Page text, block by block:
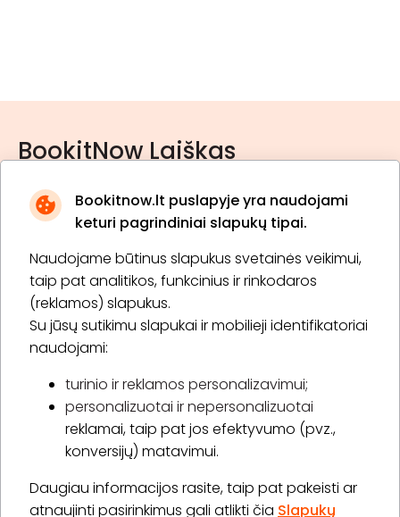
Bookitnow.lt puslapyje yra naudojami
keturi pagrindiniai slapukų tipai.
Naudojame būtinus slapukus svetainės veikimui,
taip pat analitikos, funkcinius ir rinkodaros
(reklamos) slapukus.
Su jūsų sutikimu slapukai ir mobilieji identifikatoriai
naudojami:
turinio ir reklamos personalizavimui;
personalizuotai ir nepersonalizuotai
reklamai, taip pat jos efektyvumo (pvz.,
konversijų) matavimui.
Daugiau informacijos rasite, taip pat pakeisti ar
atnaujinti pasirinkimus gali atlikti čia Slapukų
BookitNow Laiškas
* Susipažinau su privatumo politika
Prenumeruoti
Apie „BookitNow“
Informacija
„GERA DOVANA“ GRUPĖ